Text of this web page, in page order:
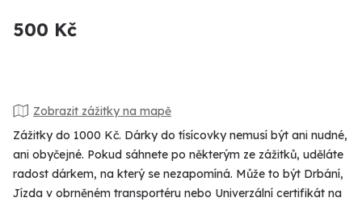
500 Kč
Zobrazit zážitky na mapě
Zážitky do 1000 Kč. Dárky do tísícovky nemusí být ani nudné,
ani obyčejné. Pokud sáhnete po některým ze zážitků, uděláte
radost dárkem, na který se nezapomíná. Může to být Drbání,
Jízda v obrněném transportéru nebo Univerzální certifikát na